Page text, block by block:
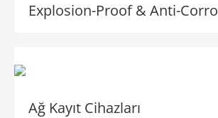
Explosion-Proof & Anti-
Ağ Kayıt Cihazları